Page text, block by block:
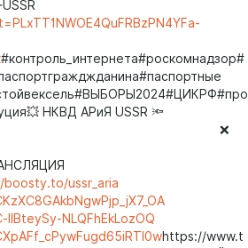
АРиЯ-USSR
#контроль_интернета#роскомнадзор#
НКВД АРиЯ USSR 🔦
ussr_aria
NLQFhEkLozOQ
https://www.t